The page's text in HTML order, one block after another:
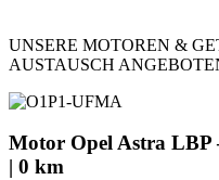
UNSERE MOTOREN &
AUSTAUSCH
Motor Opel Astra LBP
| 0 km